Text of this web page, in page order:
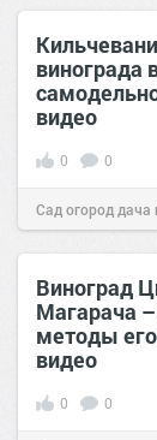
28 мар 2016
винограда
видео
0 0
Сад огород дача
18 дек 2016
Виноград
Магарача
методы
видео
0 0